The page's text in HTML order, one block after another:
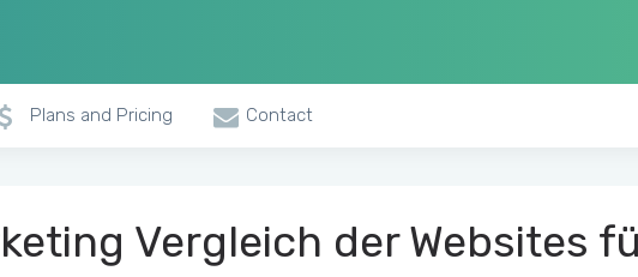
Plans and Pricing Contact
Vergleich der Websites